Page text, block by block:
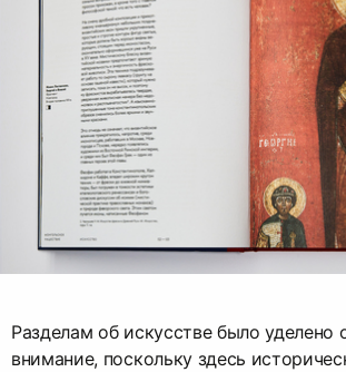
Разделам об искусстве было уделено
внимание, поскольку здесь